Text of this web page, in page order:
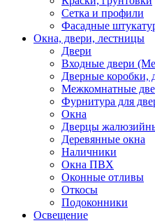
Сетка и профили
Фасадные
Окна, двери, лестницы
Двери
Входные двери
Дверные коробки,
Межкомнатные
Фурнитура для
Окна
Дверцы
Деревянные окна
Наличники
Окна ПВХ
Оконные отливы
Откосы
Подоконники
Освещение